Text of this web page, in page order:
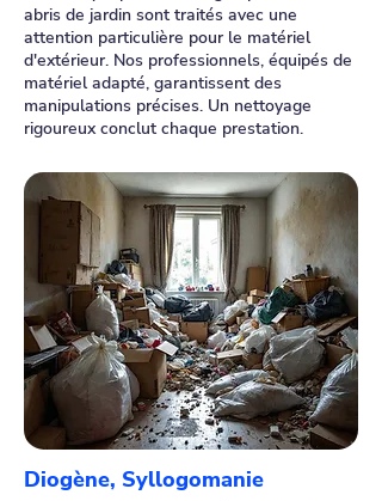
abris de jardin sont traités avec une
attention particulière pour le matériel
d'extérieur. Nos professionnels, équipés de
matériel adapté, garantissent des
manipulations précises. Un nettoyage
rigoureux conclut chaque prestation.
Diogène, Syllogomanie